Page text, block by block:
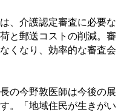
、介護認定審査に必要な
と郵送コストの削減。審
くなり、効率的な審査会
の今野敦医師は今後の展
。「地域住民が生きがい